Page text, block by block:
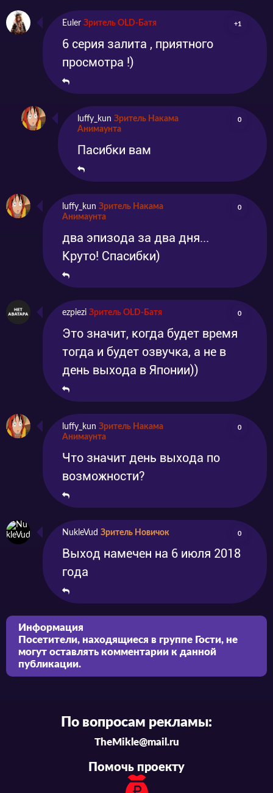
Euler Зритель OLD-Батя +1
6 серия залита , приятного
просмотра !)
luffy_kun Зритель Накама
Анимаунта
0
Пасибки вам
luffy_kun Зритель Накама
Анимаунта
0
два эпизода за два дня...
Круто! Спасибки)
ezpiezi Зритель OLD-Батя 0
Это значит, когда будет время
тогда и будет озвучка, а не в
день выхода в Японии))
luffy_kun Зритель Накама
Анимаунта
0
Что значит день выхода по
возможности?
NukleVud Зритель Новичок 0
Выход намечен на 6 июля 2018
года
Информация
Посетители, находящиеся в группе Гости, не
могут оставлять комментарии к данной
публикации.
По вопросам рекламы:
TheMikle@mail.ru
Помочь проекту